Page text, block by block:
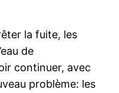
la fuite, les
de
continuer, avec
problème: les